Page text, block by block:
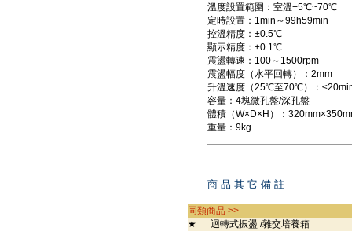
溫度設置範圍：室溫+5℃~70℃
定時設置：1min～99h59min
控溫精度：±0.5℃
顯示精度：±0.1℃
震盪轉速：100～1500rpm
震盪幅度（水平回轉）：2mm
升溫速度（25℃至70℃）：
容量：4塊微孔盤/深孔盤
體積（W×D×H）：
重量：9kg
商 品 其 它 備 註
同類商品 >>
★
迴轉式振盪 /雜交培養箱